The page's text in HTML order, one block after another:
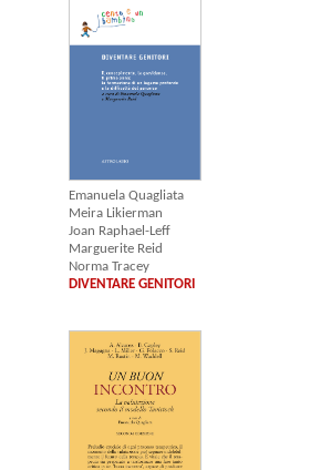
Emanuela Quagliata
Meira Likierman
Joan Raphael-Leff
Marguerite Reid
Norma Tracey
DIVENTARE GENITORI